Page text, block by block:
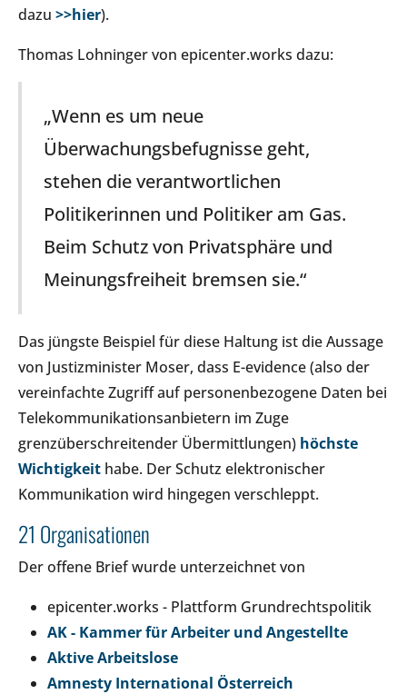
dazu >>hier).
Thomas Lohninger von epicenter.works dazu:
„Wenn es um neue
Überwachungsbefugnisse geht,
stehen die verantwortlichen
Politikerinnen und Politiker am Gas.
Beim Schutz von Privatsphäre und
Meinungsfreiheit bremsen sie.“
Das jüngste Beispiel für diese Haltung ist die Aussage
von Justizminister Moser, dass E-evidence (also der
vereinfachte Zugriff auf personenbezogene Daten bei
Telekommunikationsanbietern im Zuge
grenzüberschreitender Übermittlungen) höchste
Wichtigkeit habe. Der Schutz elektronischer
Kommunikation wird hingegen verschleppt.
21 Organisationen
Der offene Brief wurde unterzeichnet von
epicenter.works - Plattform Grundrechtspolitik
AK - Kammer für Arbeiter und Angestellte
Aktive Arbeitslose
Amnesty International Österreich